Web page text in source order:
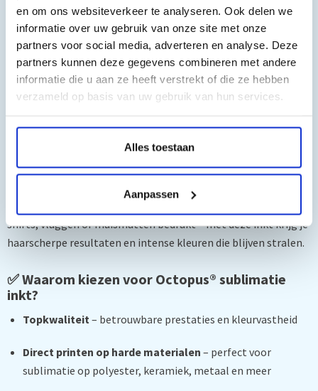
en om ons websiteverkeer te analyseren. Ook delen we
informatie over uw gebruik van onze site met onze
partners voor social media, adverteren en analyse. Deze
partners kunnen deze gegevens combineren met andere
informatie die u aan ze heeft verstrekt of die ze hebben
verzameld op basis van uw gebruik van hun services.
Alles toestaan
Aanpassen
Kan allergische huidreacties veroorzaken
Buiten bereik van kinderen houden
Beschermende kleding en handschoenen dragen
Bij huidcontact: grondig met water wassen
Bij irritatie: medische hulp inschakelen
Levendige Kleuren voor Professionele
Prints
Breng je creaties tot leven met de hoogwaardige
inkt van Octopus®! Deze set van 4 x 100 ml (CMYK) is speciaal
ontwikkeld voor piezo-printers van merken zoals
shirts, vlaggen of muismatten bedrukt – met deze inkt krijg je
haarscherpe resultaten en intense kleuren die blijven stralen.
✅ Waarom kiezen voor Octopus® sublimatie
inkt?
Topkwaliteit– betrouwbare prestaties en kleurvastheid
Direct printen op harde materialen – perfect voor
sublimatie op polyester, keramiek, metaal en meer